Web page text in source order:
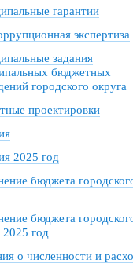
гарантии
экспертиза
задания
бюджетных
городского округа
проектировки
2025 год
бюджета
бюджета
2025 год
о численности и